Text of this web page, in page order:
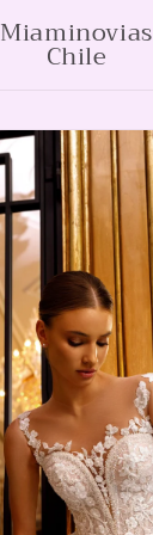
Miaminovias
Chile